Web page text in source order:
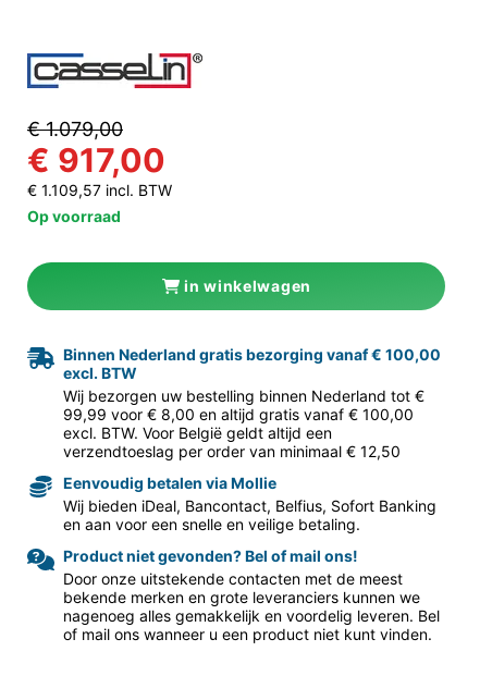
volgende
€ 1.079,00
€ 917,00
€ 1.109,57 incl. BTW
Op voorraad
in winkelwagen
Binnen Nederland gratis bezorging vanaf € 100,00
excl. BTW
Wij bezorgen uw bestelling binnen Nederland tot €
99,99 voor € 8,00 en altijd gratis vanaf € 100,00
excl. BTW. Voor België geldt altijd een
verzendtoeslag per order van minimaal € 12,50
Eenvoudig betalen via Mollie
Wij bieden iDeal, Bancontact, Belfius, Sofort Banking
en aan voor een snelle en veilige betaling.
Product niet gevonden? Bel of mail ons!
Door onze uitstekende contacten met de meest
bekende merken en grote leveranciers kunnen we
nagenoeg alles gemakkelijk en voordelig leveren. Bel
of mail ons wanneer u een product niet kunt vinden.